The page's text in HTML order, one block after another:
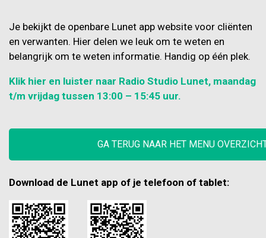
Je bekijkt de openbare Lunet app website voor cliënten
en verwanten. Hier delen we leuk om te weten en
belangrijk om te weten informatie. Handig op één plek.
Klik hier en luister naar Radio Studio Lunet, maandag
t/m vrijdag tussen 13:00 – 15:45 uur.
GA TERUG NAAR HET MENU
Download de Lunet app of je telefoon of tablet: